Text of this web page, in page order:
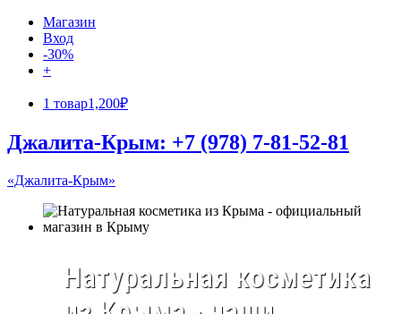
Магазин
Вход
-30%
+
1 товар1,200₽
Джалита-Крым: +7 (978) 7-81-52-81
«Джалита-Крым»
Натуральная косметика